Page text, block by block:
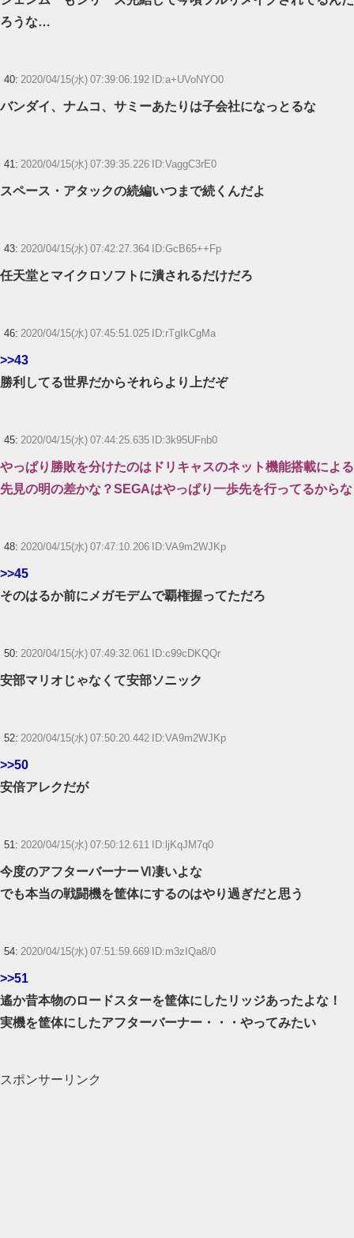
ろうな…
40: 2020/04/15(水) 07:39:06.192 ID:a+UVoNYO0
バンダイ、ナムコ、サミーあたりは子会社になっとるな
41: 2020/04/15(水) 07:39:35.226 ID:VaggC3rE0
スペース・アタックの続編いつまで続くんだよ
43: 2020/04/15(水) 07:42:27.364 ID:GcB65++Fp
任天堂とマイクロソフトに潰されるだけだろ
46: 2020/04/15(水) 07:45:51.025 ID:rTgIkCgMa
>>43
勝利してる世界だからそれらより上だぞ
45: 2020/04/15(水) 07:44:25.635 ID:3k95UFnb0
やっぱり勝敗を分けたのはドリキャスのネット機能搭載による
先見の明の差かな？SEGAはやっぱり一歩先を行ってるからな
48: 2020/04/15(水) 07:47:10.206 ID:VA9m2WJKp
>>45
そのはるか前にメガモデムで覇権握ってただろ
50: 2020/04/15(水) 07:49:32.061 ID:c99cDKQQr
安部マリオじゃなくて安部ソニック
52: 2020/04/15(水) 07:50:20.442 ID:VA9m2WJKp
>>50
安倍アレクだが
51: 2020/04/15(水) 07:50:12.611 ID:ljKqJM7q0
今度のアフターバーナーⅥ凄いよな
でも本当の戦闘機を筐体にするのはやり過ぎだと思う
54: 2020/04/15(水) 07:51:59.669 ID:m3zIQa8/0
>>51
遙か昔本物のロードスターを筐体にしたリッジあったよな！
実機を筐体にしたアフターバーナー・・・やってみたい
スポンサーリンク